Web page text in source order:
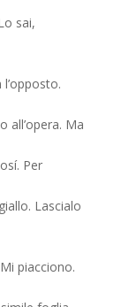
sai,
all’opera. Ma
Per
Lascialo
piacciono.